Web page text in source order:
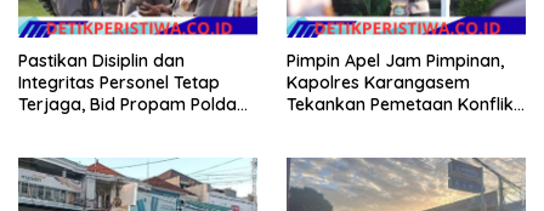
Pastikan Disiplin dan
Integritas Personel Tetap
Terjaga, Bid Propam Polda
Pimpin Apel Jam Pimpinan,
Kapolres Karangasem
Tekankan Pemetaan Konflik